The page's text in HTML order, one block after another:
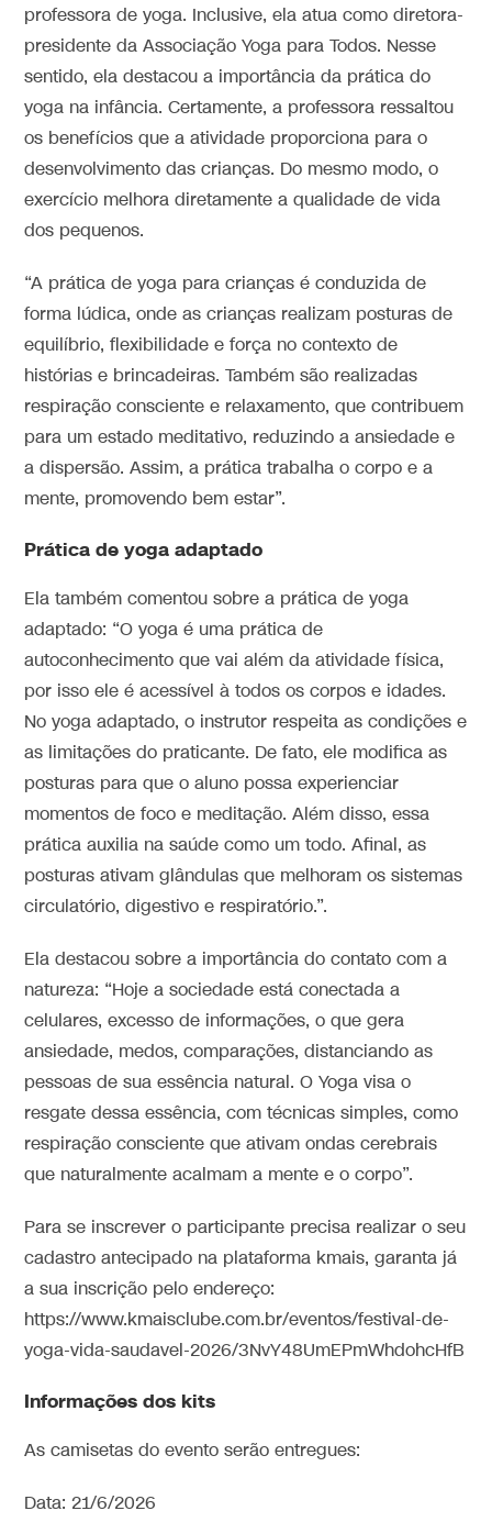
professora de yoga. Inclusive, ela atua como diretora-
presidente da Associação Yoga para Todos. Nesse
sentido, ela destacou a importância da prática do
yoga na infância. Certamente, a professora ressaltou
os benefícios que a atividade proporciona para o
desenvolvimento das crianças. Do mesmo modo, o
exercício melhora diretamente a qualidade de vida
dos pequenos.
“A prática de yoga para crianças é conduzida de
forma lúdica, onde as crianças realizam posturas de
equilíbrio, flexibilidade e força no contexto de
histórias e brincadeiras. Também são realizadas
respiração consciente e relaxamento, que contribuem
para um estado meditativo, reduzindo a ansiedade e
a dispersão. Assim, a prática trabalha o corpo e a
mente, promovendo bem estar”.
Prática de yoga adaptado
Ela também comentou sobre a prática de yoga
adaptado: “O yoga é uma prática de
autoconhecimento que vai além da atividade física,
por isso ele é acessível à todos os corpos e idades.
No yoga adaptado, o instrutor respeita as condições e
as limitações do praticante. De fato, ele modifica as
posturas para que o aluno possa experienciar
momentos de foco e meditação. Além disso, essa
prática auxilia na saúde como um todo. Afinal, as
posturas ativam glândulas que melhoram os sistemas
circulatório, digestivo e respiratório.”.
Ela destacou sobre a importância do contato com a
natureza: “Hoje a sociedade está conectada a
celulares, excesso de informações, o que gera
ansiedade, medos, comparações, distanciando as
pessoas de sua essência natural. O Yoga visa o
resgate dessa essência, com técnicas simples, como
respiração consciente que ativam ondas cerebrais
que naturalmente acalmam a mente e o corpo”.
Para se inscrever o participante precisa realizar o seu
cadastro antecipado na plataforma kmais, garanta já
a sua inscrição pelo endereço:
https://www.kmaisclube.com.br/eventos/festival-de-
yoga-vida-saudavel-2026/3NvY48UmEPmWhdohcHfB
Informações dos kits
As camisetas do evento serão entregues:
Data: 21/6/2026